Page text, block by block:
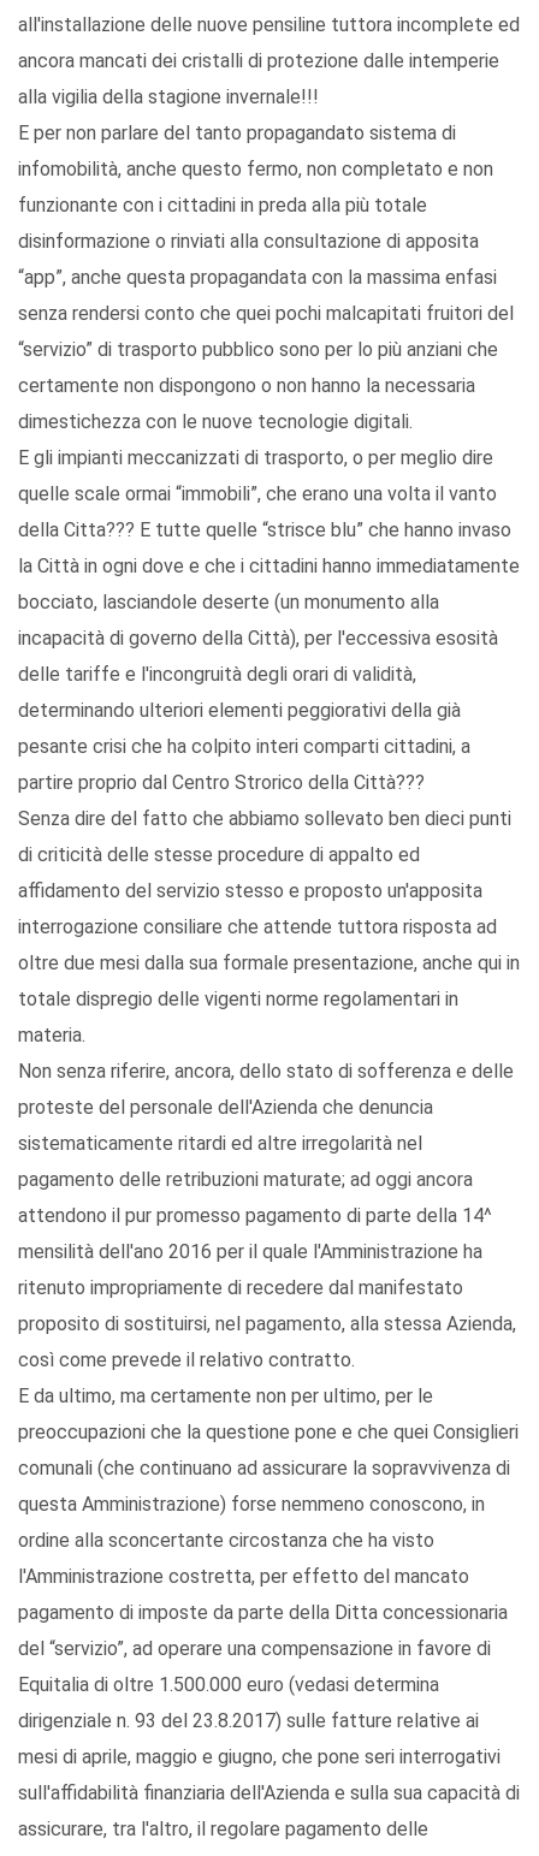
all'installazione delle nuove pensiline tuttora incomplete ed
ancora mancati dei cristalli di protezione dalle intemperie
alla vigilia della stagione invernale!!!
E per non parlare del tanto propagandato sistema di
infomobilità, anche questo fermo, non completato e non
funzionante con i cittadini in preda alla più totale
disinformazione o rinviati alla consultazione di apposita
“app”, anche questa propagandata con la massima enfasi
senza rendersi conto che quei pochi malcapitati fruitori del
“servizio” di trasporto pubblico sono per lo più anziani che
certamente non dispongono o non hanno la necessaria
dimestichezza con le nuove tecnologie digitali.
E gli impianti meccanizzati di trasporto, o per meglio dire
quelle scale ormai “immobili”, che erano una volta il vanto
della Citta??? E tutte quelle “strisce blu” che hanno invaso
la Città in ogni dove e che i cittadini hanno immediatamente
bocciato, lasciandole deserte (un monumento alla
incapacità di governo della Città), per l'eccessiva esosità
delle tariffe e l'incongruità degli orari di validità,
determinando ulteriori elementi peggiorativi della già
pesante crisi che ha colpito interi comparti cittadini, a
partire proprio dal Centro Strorico della Città???
Senza dire del fatto che abbiamo sollevato ben dieci punti
di criticità delle stesse procedure di appalto ed
affidamento del servizio stesso e proposto un'apposita
interrogazione consiliare che attende tuttora risposta ad
oltre due mesi dalla sua formale presentazione, anche qui in
totale dispregio delle vigenti norme regolamentari in
materia.
Non senza riferire, ancora, dello stato di sofferenza e delle
proteste del personale dell'Azienda che denuncia
sistematicamente ritardi ed altre irregolarità nel
pagamento delle retribuzioni maturate; ad oggi ancora
attendono il pur promesso pagamento di parte della 14^
mensilità dell'ano 2016 per il quale l'Amministrazione ha
ritenuto impropriamente di recedere dal manifestato
proposito di sostituirsi, nel pagamento, alla stessa Azienda,
così come prevede il relativo contratto.
E da ultimo, ma certamente non per ultimo, per le
preoccupazioni che la questione pone e che quei Consiglieri
comunali (che continuano ad assicurare la sopravvivenza di
questa Amministrazione) forse nemmeno conoscono, in
ordine alla sconcertante circostanza che ha visto
l'Amministrazione costretta, per effetto del mancato
pagamento di imposte da parte della Ditta concessionaria
del “servizio”, ad operare una compensazione in favore di
Equitalia di oltre 1.500.000 euro (vedasi determina
dirigenziale n. 93 del 23.8.2017) sulle fatture relative ai
mesi di aprile, maggio e giugno, che pone seri interrogativi
sull'affidabilità finanziaria dell'Azienda e sulla sua capacità di
assicurare, tra l'altro, il regolare pagamento delle